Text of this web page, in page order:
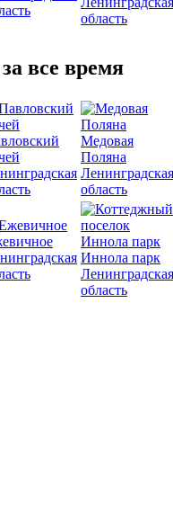
область
все время
Медовая
Поляна
Ленинградская
область
Иннола парк
Ленинградская
область